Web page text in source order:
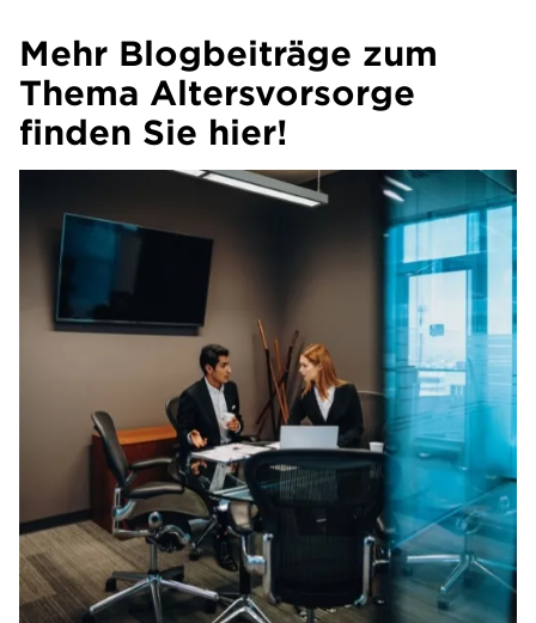
Mehr Blogbeiträge zum
Thema Altersvorsorge
finden Sie hier!